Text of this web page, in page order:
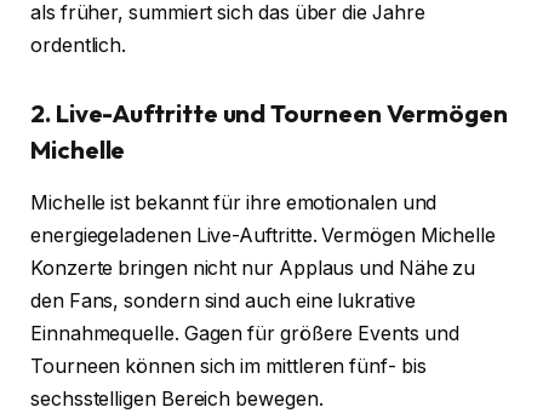
als früher, summiert sich das über die Jahre
ordentlich.
2. Live-Auftritte und Tourneen Vermögen
Michelle
Michelle ist bekannt für ihre emotionalen und
energiegeladenen Live-Auftritte. Vermögen Michelle
Konzerte bringen nicht nur Applaus und Nähe zu
den Fans, sondern sind auch eine lukrative
Einnahmequelle. Gagen für größere Events und
Tourneen können sich im mittleren fünf- bis
sechsstelligen Bereich bewegen.